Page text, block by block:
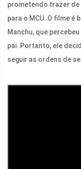
prometendo trazer
para o MCU. O filme é
Manchu, que
pai. Portanto, ele
seguir as ordens de